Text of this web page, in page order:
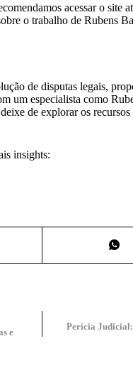
acessar o site
o trabalho de Rubens
de disputas legais,
um especialista como
de explorar os
insights:
e
Perícia